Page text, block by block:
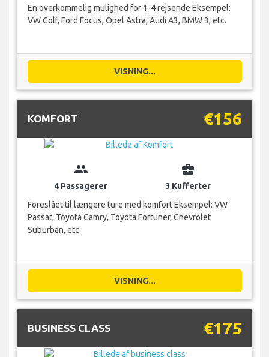
En overkommelig mulighed for 1-4 rejsende Eksempel:
VW Golf, Ford Focus, Opel Astra, Audi A3, BMW 3, etc.
VISNING...
KOMFORT €156
group
4 Passagerer
business_center
3 Kufferter
Foreslået til længere ture med komfort Eksempel: VW
Passat, Toyota Camry, Toyota Fortuner, Chevrolet
Suburban, etc.
VISNING...
BUSINESS CLASS €175